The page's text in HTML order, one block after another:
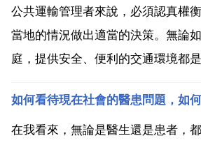
公共運輸管理者來說，必須認真權
當地的情況做出適當的決策。無論
庭，提供安全、便利的交通環境都
在我看來，無論是醫生還是患者，